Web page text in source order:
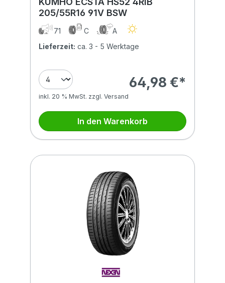
205/55R16 91V BSW
71 C
A
Lieferzeit: ca. 3 - 5 Werktage
64,98 €*
inkl. 20 % MwSt. zzgl. Versand
In den Warenkorb